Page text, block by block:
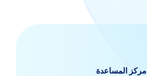
مركز المساعدة